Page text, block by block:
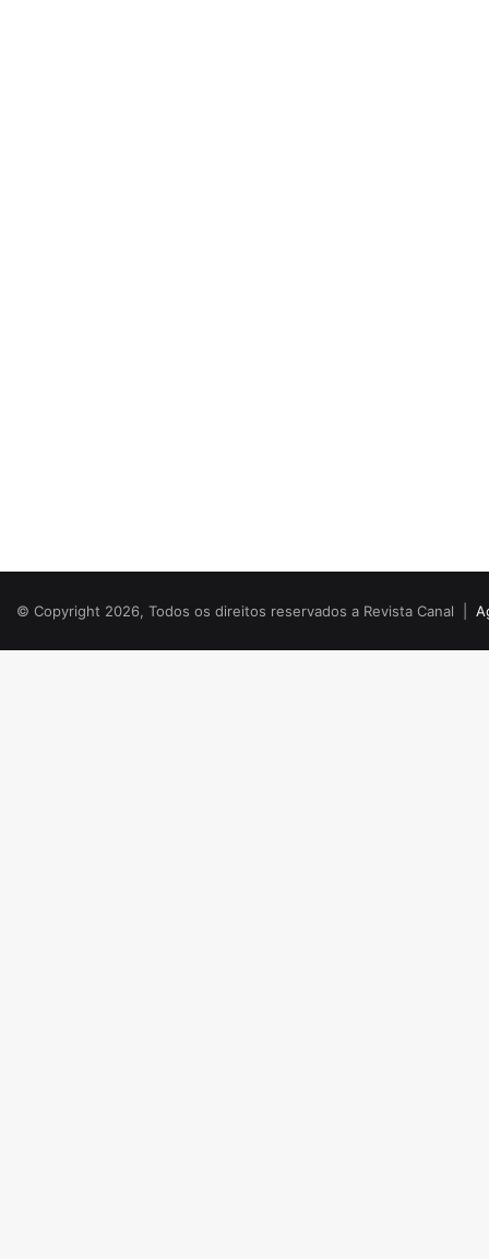
© Copyright 2026, Todos os direitos reservados a Revista Canal |